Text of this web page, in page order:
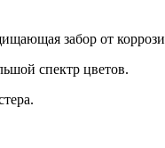
забор от
спектр цветов.